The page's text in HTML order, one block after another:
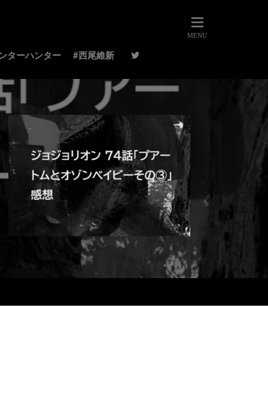
ターハンター #西尾維新